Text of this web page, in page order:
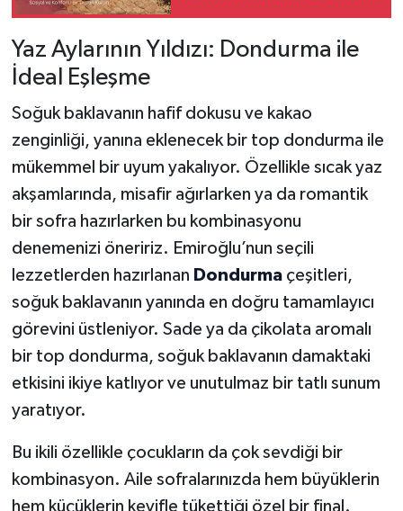
Yaz Aylarının Yıldızı: Dondurma ile
İdeal Eşleşme
Soğuk baklavanın hafif dokusu ve kakao
zenginliği, yanına eklenecek bir top dondurma ile
mükemmel bir uyum yakalıyor. Özellikle sıcak yaz
akşamlarında, misafir ağırlarken ya da romantik
bir sofra hazırlarken bu kombinasyonu
denemenizi öneririz. Emiroğlu’nun seçili
lezzetlerden hazırlanan Dondurmaçeşitleri,
soğuk baklavanın yanında en doğru tamamlayıcı
görevini üstleniyor. Sade ya da çikolata aromalı
bir top dondurma, soğuk baklavanın damaktaki
etkisini ikiye katlıyor ve unutulmaz bir tatlı sunum
yaratıyor.
Bu ikili özellikle çocukların da çok sevdiği bir
kombinasyon. Aile sofralarınızda hem büyüklerin
hem küçüklerin keyifle tükettiği özel bir final.